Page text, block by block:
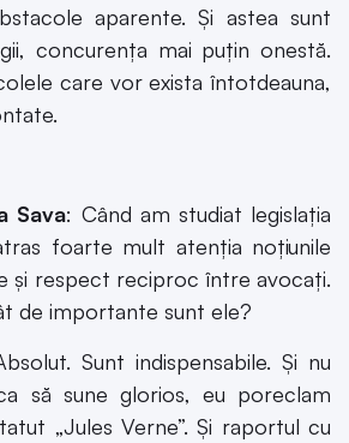
aparente. Și astea sunt
concurența mai puțin onestă.
care vor exista întotdeauna,
Sava: Când am studiat legislația
foarte mult atenția noțiunile
și respect reciproc între avocați.
de importante sunt ele?
Sunt indispensabile. Și nu
să sune glorios, eu poreclam
„Jules Verne”. Și raportul cu